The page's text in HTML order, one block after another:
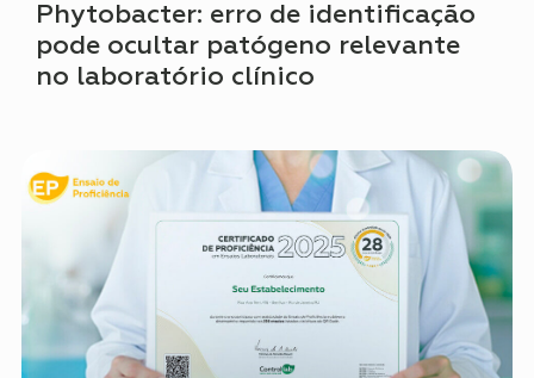
Phytobacter: erro de identificação
pode ocultar patógeno relevante
no laboratório clínico